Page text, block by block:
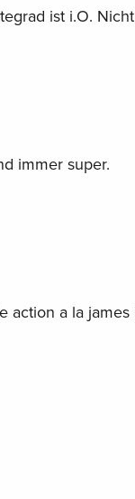
ist i.O.
immer super.
action a la